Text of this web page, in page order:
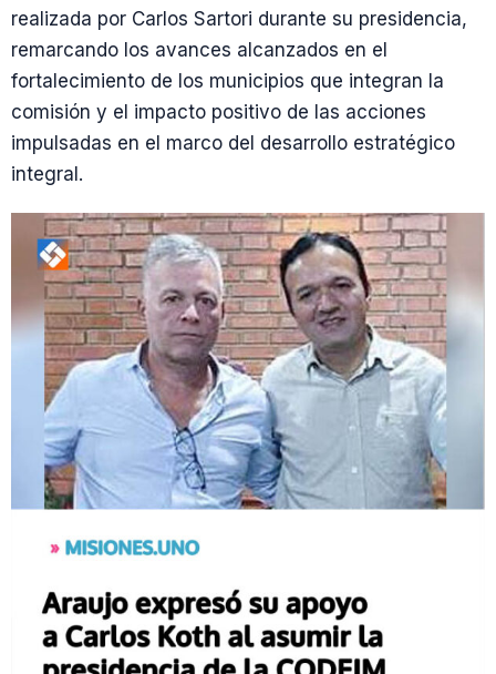
realizada por Carlos Sartori durante su presidencia,
remarcando los avances alcanzados en el
fortalecimiento de los municipios que integran la
comisión y el impacto positivo de las acciones
impulsadas en el marco del desarrollo estratégico
integral.